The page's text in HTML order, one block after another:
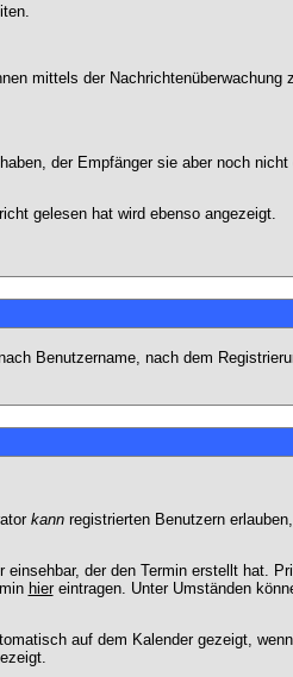
mittels der Nachrichtenüberwachung
der Empfänger sie aber noch
gelesen hat wird ebenso angezeigt.
Benutzername, nach dem
kannregistrierten Benutzern
der den Termin erstellt hat.
hiereintragen. Unter Umständen
auf dem Kalender gezeigt,